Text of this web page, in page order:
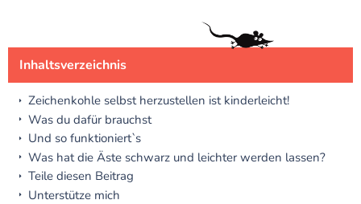
Inhaltsverzeichnis
Zeichenkohle selbst herzustellen ist kinderleicht!
Was du dafür brauchst
Und so funktioniert`s
Was hat die Äste schwarz und leichter werden lassen?
Teile diesen Beitrag
Unterstütze mich